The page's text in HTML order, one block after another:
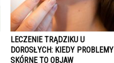
LECZENIE TRĄDZIKU U
DOROSŁYCH: KIEDY PROBLEMY
SKÓRNE TO OBJAW